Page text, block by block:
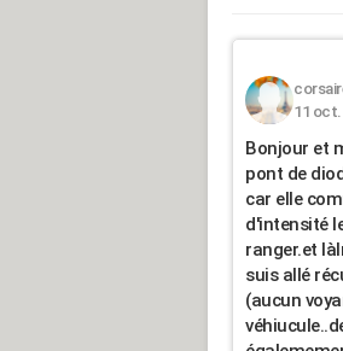
11 oct.
Bonjour et
pont de
car elle
d'intensité
ranger.et
suis allé
(aucun